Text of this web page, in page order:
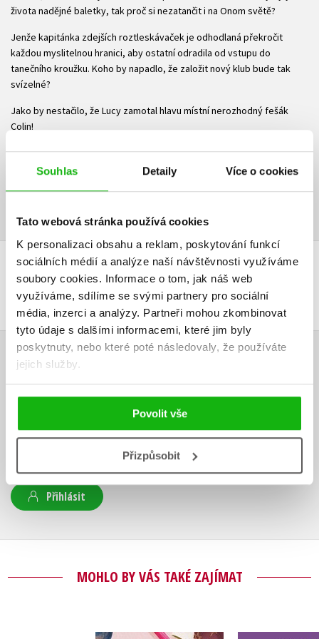
Souhlas Detaily Více o cookies
Tato webová stránka používá cookies
K personalizaci obsahu a reklam, poskytování funkcí
sociálních médií a analýze naší návštěvnosti využíváme
soubory cookies. Informace o tom, jak náš web
využíváme, sdílíme se svými partnery pro sociální
média, inzerci a analýzy. Partneři mohou zkombinovat
tyto údaje s dalšími informacemi, které jim byly
poskytnuty, nebo které poté následovaly, že používáte
jejich služby.
Povolit vše
Přizpůsobit
života nadějné baletky, tak proč si nezatančit i na Onom světě?
Jenže kapitánka zdejších roztleskávaček je odhodlaná překročit
každou myslitelnou hranici, aby ostatní odradila od vstupu do
tanečního kroužku. Koho by napadlo, že založit nový klub bude tak
svízelné?
Jako by nestačilo, že Lucy zamotal hlavu místní nerozhodný fešák
Colin!
Ke stažení
PDF Obsah.pdf PDF Ukázka.pdf
DALŠÍ TITULY Z ŘADY "ŠŤASTNÁ AŽ NAVĚKY"
HODNOCENÍ ČTENÁŘŮ
V současné době nejsou vytvořena žádná uživatelská hodnocení.
Vaše hodnocení
Uživatelskou recenzi mohou vkládat pouze registrovaní uživatelé
Přihlásit
MOHLO BY VÁS TAKÉ ZAJÍMAT